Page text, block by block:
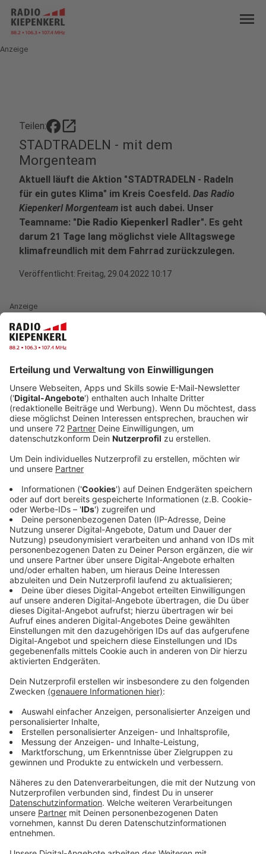
menu
Anzeige
Teilen: open_in_new
STADTRADELN - mit dem
Morgenteam
Aktuell läuft die Aktion "STADTRADELN - Radeln
für ein gutes Klima" im Kreis Coesfeld. Das Radio
Kiepenkerl Morgenteam ist auch dabei. Unser
Teamname: "Die Radio Kiepenkerl Radler". Es geht
darum 21 Tage lang möglichst viele Alltagswege
klimafreundlich mit dem Fahrrad zurückzulegen.
Veröffentlicht: Freitag, 29.04.2022 10:17
Anzeige
Jetzt noch mitmachen:
Anzeige
Hintergrund – Warum brauchen wir mehr
Radverkehr?
Kohlendioxid-Emissionen vermeiden
Etwa ein Fünftel der klimaschädlichen
Kohlendioxid-Emissionen in Deutschland
entstehen im Verkehr (Umweltbundesamt
2016).·
Im Jahr 2010 verursachten Pkws und Krafträder
79 % der Kohlendioxid-Emissionen im
Personenverkehr (Statistisches Bundesamt
2013).
Etwa 7,5 Millionen Tonnen CO 2ließen sich alleine
in Deutschland vermeiden, wenn zirka 30 % der
Kurzstrecken bis sechs Kilometer in den
Innenstädten mit dem Fahrrad statt mit dem
Auto gefahren werden (Bundesministerium für
Verkehr, Bau und Stadtentwicklung 2002).
80 % der Haushalte in Deutschland besitzen ein
Fahrrad, trotzdem liegt der Anteil aller Wege, die
in Deutschland geradelt werden, durchschnittlich
bei nur 10 % (Bundesministerium für Verkehr und
digitale Infrastruktur, 2014).
Nach Angaben des Fahrrad-Monitor Deutschland
2015 sind rund 82 % der Deutschen zwischen 14
und 69 Jahren der Meinung, dass sich